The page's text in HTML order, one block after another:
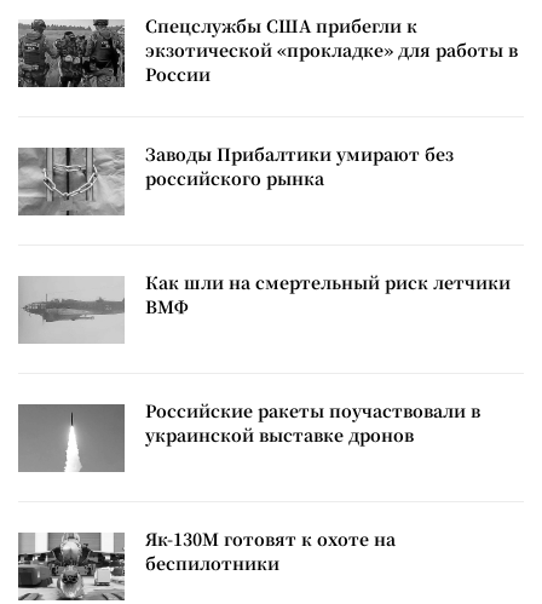
Спецслужбы США прибегли к
экзотической «прокладке» для работы в
России
Заводы Прибалтики умирают без
российского рынка
Как шли на смертельный риск летчики
ВМФ
Российские ракеты поучаствовали в
украинской выставке дронов
Як-130М готовят к охоте на
беспилотники